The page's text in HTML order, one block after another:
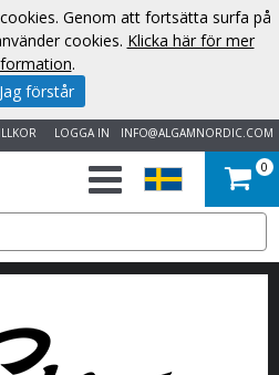
INFO@ALGAMNORDIC.COM
LOGGA IN
0
Genom att fortsätta surfa på
cookies. Klicka här för mer
.
Jag förstår